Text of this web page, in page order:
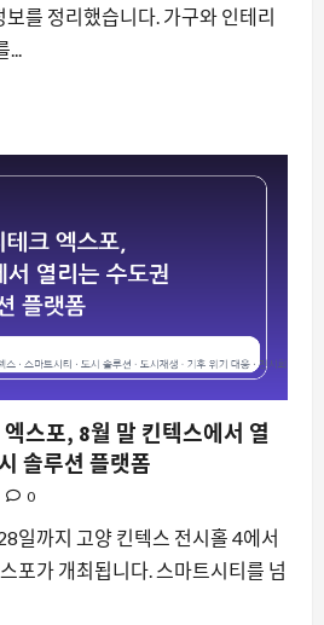
를 정리했습니다. 가구와 인테리
...
스포, 8월 말 킨텍스에서 열
솔루션 플랫폼
0
일까지 고양 킨텍스 전시홀 4에서
포가 개최됩니다. 스마트시티를 넘